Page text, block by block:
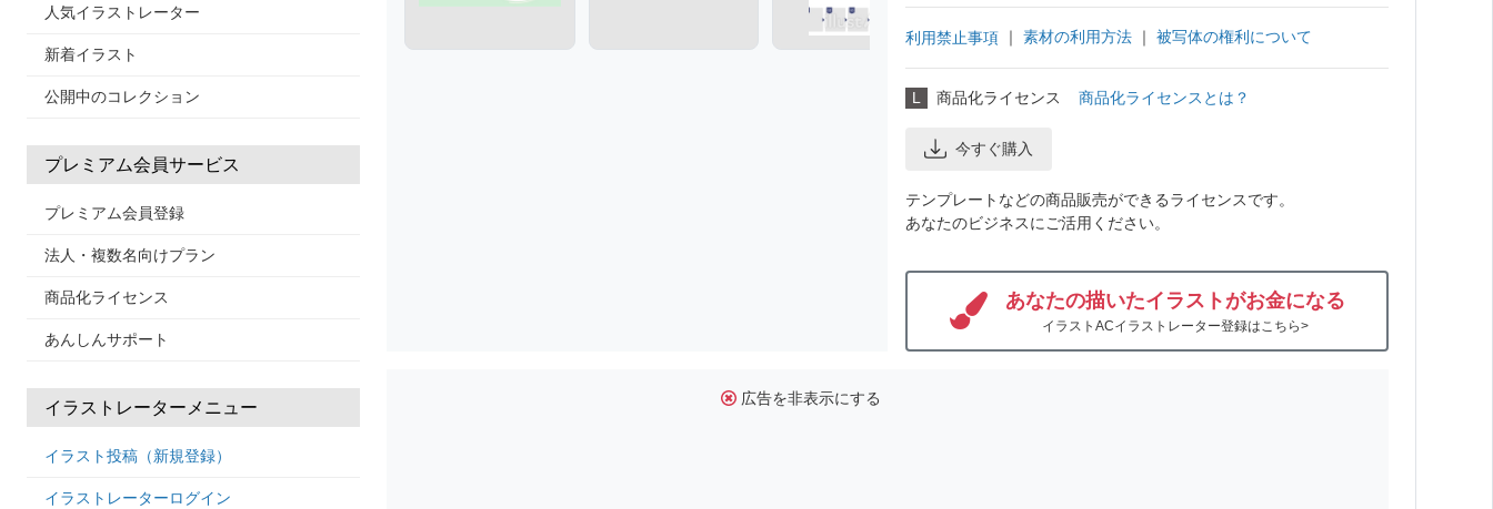
人気イラストレーター
新着イラスト
公開中のコレクション
プレミアム会員サービス
プレミアム会員登録
法人・複数名向けプラン
商品化ライセンス
あんしんサポート
イラストレーターメニュー
イラスト投稿（新規登録）
イラストレーターログイン
利用禁止事項 ｜ 素材の利用方法 ｜ 被写体の権利について
L 商品化ライセンス 商品化ライセンスとは？
今すぐ購入
テンプレートなどの商品販売ができるライセンスです。
あなたのビジネスにご活用ください。
あなたの描いたイラストがお金になる
イラストACイラストレーター登録はこちら>
広告を非表示にする